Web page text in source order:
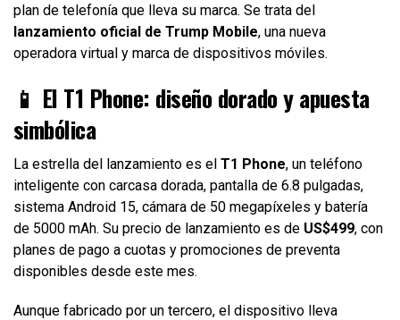
plan de telefonía que lleva su marca. Se trata del
lanzamiento oficial de Trump Mobile, una nueva
operadora virtual y marca de dispositivos móviles.
📱 El T1 Phone: diseño dorado y apuesta
simbólica
La estrella del lanzamiento es el T1 Phone, un teléfono
inteligente con carcasa dorada, pantalla de 6.8 pulgadas,
sistema Android 15, cámara de 50 megapíxeles y batería
de 5000 mAh. Su precio de lanzamiento es de US$499, con
planes de pago a cuotas y promociones de preventa
disponibles desde este mes.
Aunque fabricado por un tercero, el dispositivo lleva